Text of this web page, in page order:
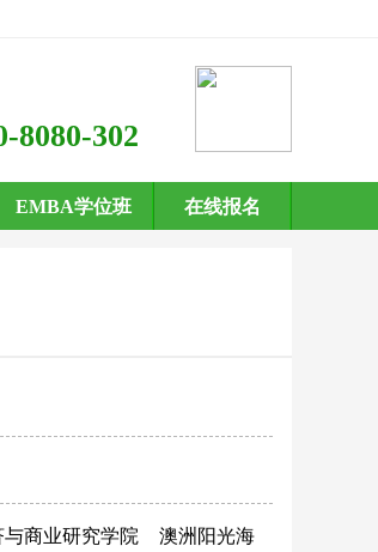
8080-302
EMBA学位班 在线报名
商业研究学院
澳洲阳光海